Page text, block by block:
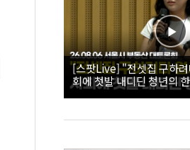
[스팟Live] "전셋집 구하
회에 첫발 내디딘 청년의
시 부동산 대토론회